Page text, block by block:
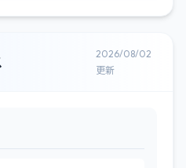
2026/08/02
更新